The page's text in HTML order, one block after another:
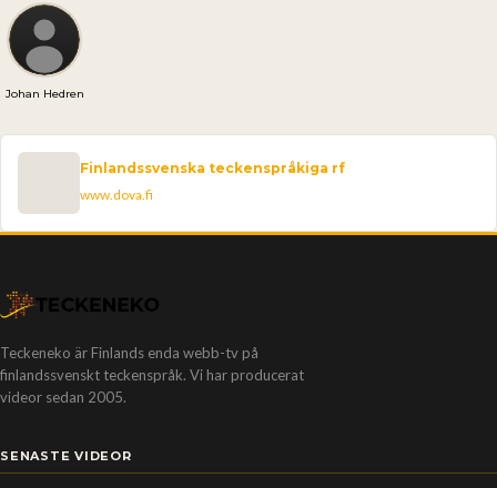
Johan Hedren
Finlandssvenska teckenspråkiga rf
www.dova.fi
Teckeneko är Finlands enda webb-tv på
finlandssvenskt teckenspråk. Vi har producerat
videor sedan 2005.
SENASTE VIDEOR